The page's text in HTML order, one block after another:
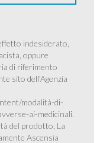
indesiderato,
oppure
di riferimento
sito dell’Agenzia
modalità-di-
ai-medicinali.
del prodotto, La
Ascensia